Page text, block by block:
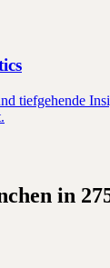
tiefgehende
in